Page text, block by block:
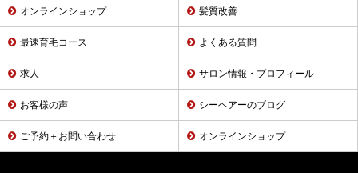
オンラインショップ 髪質改善
最速育毛コース よくある質問
求人 サロン情報・プロフィール
お客様の声 シーヘアーのブログ
ご予約＋お問い合わせ オンラインショップ